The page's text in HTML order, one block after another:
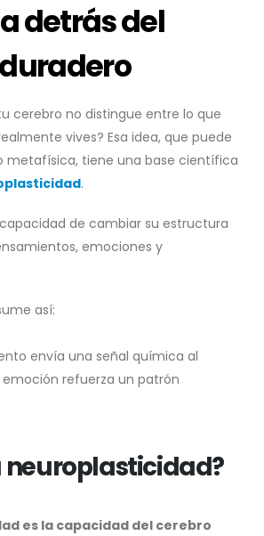
detrás del
cerebro no distingue entre lo que
vives? Esa idea, que puede
metafísica, tiene una base científica
.
de cambiar su estructura
emociones y
así:
envía una señal química al
refuerza un patrón
neuroplasticidad?
es la capacidad del cerebro